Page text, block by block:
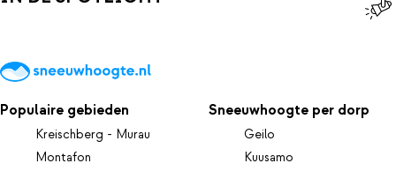
Populaire gebieden
Kreischberg - Murau
Montafon
Sneeuwhoogte per dorp
Geilo
Kuusamo